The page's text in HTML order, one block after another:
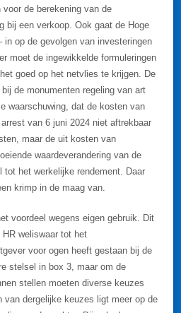
de berekening van de
bij een verkoop. Ook gaat de Hoge
in op de gevolgen van investeringen
moet de ingewikkelde formuleringen
goed op het netvlies te krijgen. De
de monumenten regeling van art
waarschuwing, dat de kosten van
van 6 juni 2024 niet aftrekbaar
maar de uit kosten van
waardeverandering van de
tot het werkelijke rendement. Daar
krimp in de maag van.
voordeel wegens eigen gebruik. Dit
weliswaar tot het
voor ogen heeft gestaan bij de
stelsel in box 3, maar om de
stellen moeten diverse keuzes
van dergelijke keuzes ligt meer op de